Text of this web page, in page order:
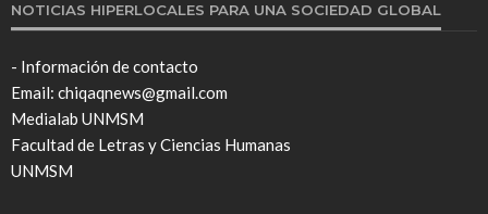
NOTICIAS HIPERLOCALES PARA UNA SOCIEDAD GLOBAL
- Información de contacto
Email: chiqaqnews@gmail.com
Medialab UNMSM
Facultad de Letras y Ciencias Humanas
UNMSM